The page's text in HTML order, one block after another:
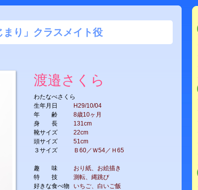
まり」クラスメイト役
渡邉さくら
わたなべさくら
生年月日
H29/10/04
年 齢
8歳10ヶ月
身 長
131cm
靴サイズ
22cm
頭サイズ
51cm
３サイズ
Ｂ60／Ｗ54／Ｈ65
趣 味
おり紙、お絵描き
特 技
測転、縄跳び
好きな食べ物
いちご、白いご飯